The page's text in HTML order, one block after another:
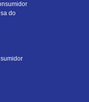
do